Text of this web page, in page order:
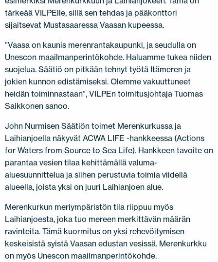
tärkeää VILPElle, sillä sen tehdas ja pääkonttori
sijaitsevat Mustasaaressa Vaasan kupeessa.
”Vaasa on kaunis merenrantakaupunki, ja seudulla on
Unescon maailmanperintökohde. Haluamme tukea niiden
suojelua. Säätiö on pitkään tehnyt työtä Itämeren ja
jokien kunnon edistämiseksi. Olemme vakuuttuneet
heidän toiminnastaan”, VILPEn toimitusjohtaja Tuomas
Saikkonen sanoo.
John Nurmisen Säätiön toimet Merenkurkussa ja
Laihianjoella näkyvät ACWA LIFE -hankkeessa (Actions
for Waters from Source to Sea Life). Hankkeen tavoite on
parantaa vesien tilaa kehittämällä valuma-
aluesuunnittelua ja siihen perustuvia toimia viidellä
alueella, joista yksi on juuri Laihianjoen alue.
Merenkurkun meriympäristön tila riippuu myös
Laihianjoesta, joka tuo mereen merkittävän määrän
ravinteita. Tämä kuormitus on yksi rehevöitymisen
keskeisistä syistä Vaasan edustan vesissä. Merenkurkku
on myös Unescon maailmanperintökohde.